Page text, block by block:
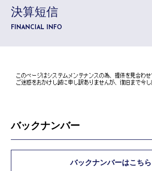
決算短信
FINANCIAL INFO
バックナンバー
バックナンバーはこちら